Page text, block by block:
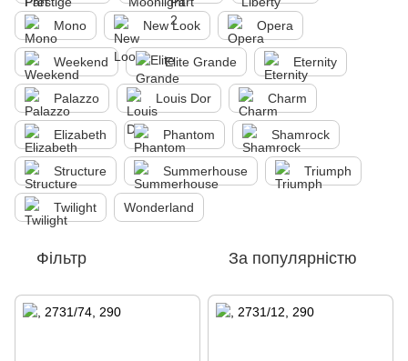
Mono New Look Opera
Weekend Elite Grande Eternity
Palazzo Louis Dor Charm
Elizabeth Phantom Shamrock
Structure Summerhouse Triumph
Twilight Wonderland
Фільтр За популярністю